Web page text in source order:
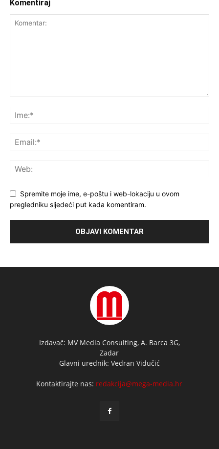
Komentiraj
Spremite moje ime, e-poštu i web-lokaciju u ovom
pregledniku sljedeći put kada komentiram.
Izdavač: MV Media Consulting, A. Barca 3G,
Zadar
Glavni urednik: Vedran Vidučić
Kontaktirajte nas: redakcija@mega-media.hr